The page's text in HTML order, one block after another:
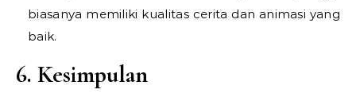
biasanya memiliki kualitas cerita dan animasi yang
baik.
6. Kesimpulan